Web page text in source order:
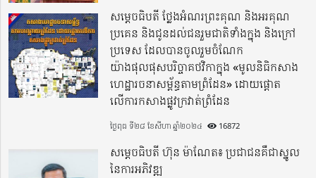
សម្តេចធិបតី ថ្លែងអំណរព្រះគុណ និងអរគុណ
ប្រគេន និងជូនដល់ជនរួមជាតិទាំងក្នុង​ និងក្រៅ
ប្រទេស​ ដែលបានចូលរួមចំណែក
យ៉ាងផុលផុសបរិច្ចាគថវិកាក្នុង «មូលនិធិកសាង
ហេដ្ឋារចនាសម្ព័ន្ធតាមព្រំដែន» ដោយផ្ដោត
លើការកសាងផ្លូវក្រវាត់ព្រំដែន
ថ្ងៃពុធ ទី២៨ ខែសីហា ឆ្នាំ២០២៤ 16872
សម្តេចធិបតី ហ៊ុន ម៉ាណែត៖ ប្រជាជនគឺជាស្នូល
នៃការអភិវឌ្ឍ